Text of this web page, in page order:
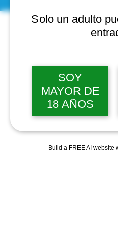
Solo un adulto
SOY
MAYOR DE
18 AÑOS
Build a FREE AI website